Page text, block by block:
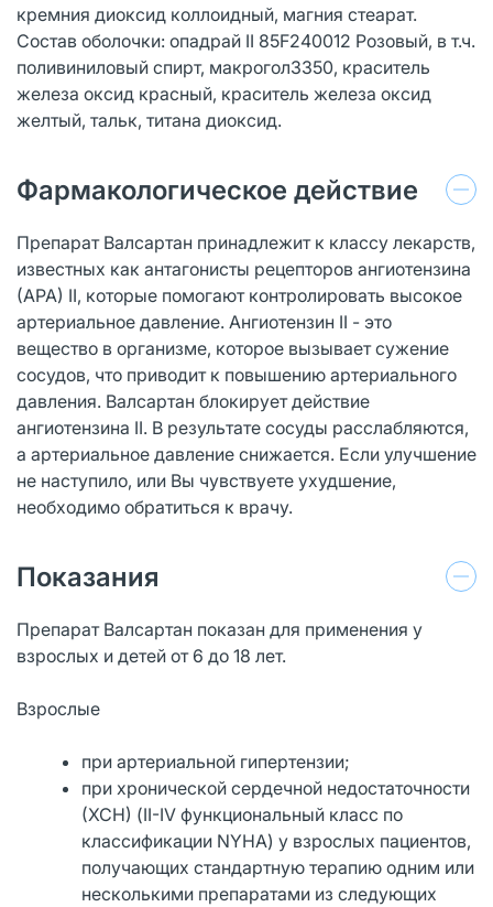
кремния диоксид коллоидный, магния стеарат.
Состав оболочки: опадрай II 85F240012 Розовый, в т.ч.
поливиниловый спирт, макрогол3350, краситель
железа оксид красный, краситель железа оксид
желтый, тальк, титана диоксид.
Фармакологическое действие
Препарат Валсартан принадлежит к классу лекарств,
известных как антагонисты рецепторов ангиотензина
(АРА) II, которые помогают контролировать высокое
артериальное давление. Ангиотензин II - это
вещество в организме, которое вызывает сужение
сосудов, что приводит к повышению артериального
давления. Валсартан блокирует действие
ангиотензина II. В результате сосуды расслабляются,
а артериальное давление снижается. Если улучшение
не наступило, или Вы чувствуете ухудшение,
необходимо обратиться к врачу.
Показания
Препарат Валсартан показан для применения у
взрослых и детей от 6 до 18 лет.
Взрослые
при артериальной гипертензии;
при хронической сердечной недостаточности
(ХСН) (II-IV функциональный класс по
классификации NYHA) у взрослых пациентов,
получающих стандартную терапию одним или
несколькими препаратами из следующих